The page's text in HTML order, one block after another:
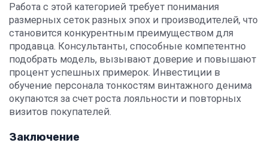
Работа с этой категорией требует понимания
размерных сеток разных эпох и производителей, что
становится конкурентным преимуществом для
продавца. Консультанты, способные компетентно
подобрать модель, вызывают доверие и повышают
процент успешных примерок. Инвестиции в
обучение персонала тонкостям винтажного денима
окупаются за счет роста лояльности и повторных
визитов покупателей.
Заключение